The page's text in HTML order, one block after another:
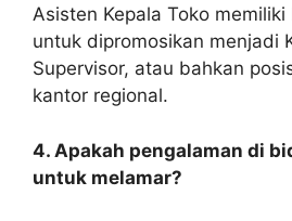
Asisten Kepala Toko
untuk dipromosikan menjadi
Supervisor, atau bahkan
kantor regional.
4. Apakah pengalaman di
untuk melamar?